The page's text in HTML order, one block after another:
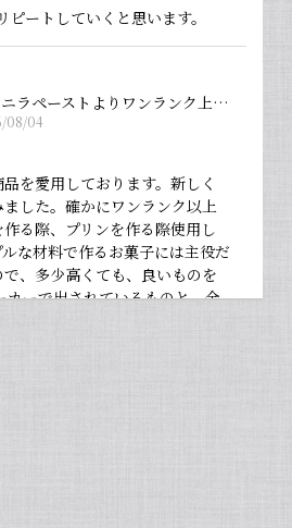
ピートしていくと思います。
【バニラペーストよりワンランク上の天然の香り】【揮発成分が無いため加熱しても香りが揮発しない優れもの！】完全無添加・バニラピューレ（内容量：中サイズ 200 g）
08/04
を愛用しております。新しく
した。確かにワンランク以上
る際、プリンを作る際使用し
な材料で作るお菓子には主役だ
、多少高くても、良いものを
カーで出されているものと、全